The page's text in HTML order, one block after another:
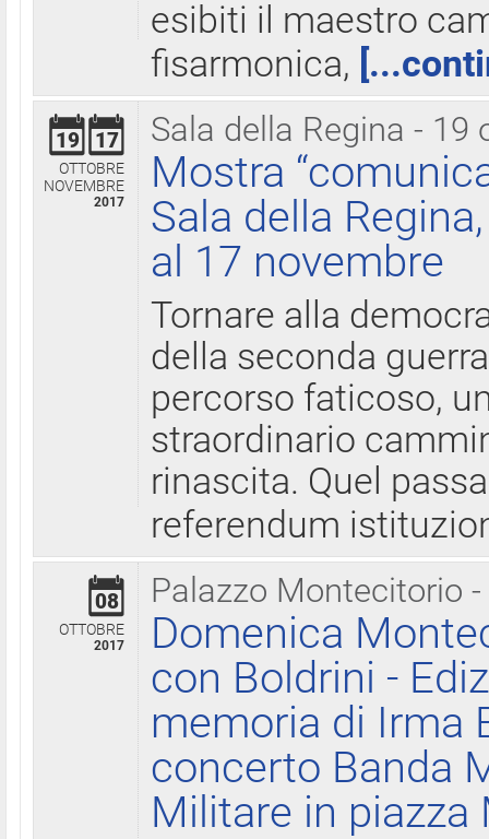
esibiti il maestro
fisarmonica,
Sala della Regina - 19
19 17
OTTOBRE
NOVEMBRE
2017
Mostra
Sala della
al 17 novembre
Tornare alla
della seconda
percorso faticoso,
straordinario
rinascita. Quel
referendum
Palazzo Montecitorio
08
OTTOBRE
2017
Domenica
con Boldrini -
memoria di Irma
concerto Banda
Militare in